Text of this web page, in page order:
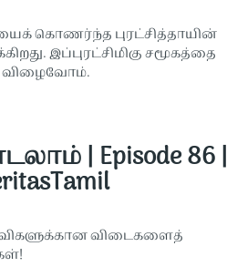
கொணர்ந்த புரட்சித்தாயின்
இப்புரட்சிமிகு சமூகத்தை
விழைவோம்.
| Episode 86 |
விடைகளைத்